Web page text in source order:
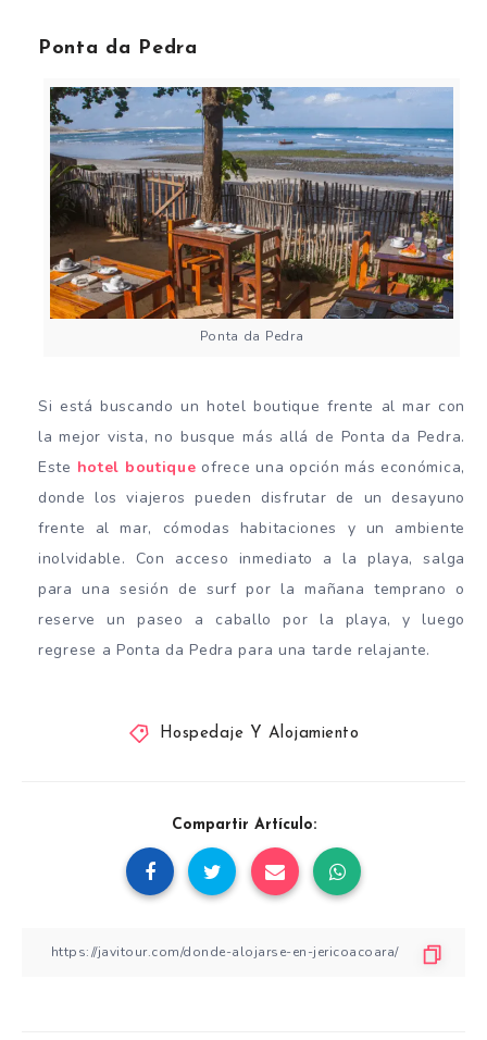
Ponta da Pedra
Ponta da Pedra
Si está buscando un hotel boutique frente al mar con
la mejor vista, no busque más allá de Ponta da Pedra.
Este hotel boutique ofrece una opción más económica,
donde los viajeros pueden disfrutar de un desayuno
frente al mar, cómodas habitaciones y un ambiente
inolvidable. Con acceso inmediato a la playa, salga
para una sesión de surf por la mañana temprano o
reserve un paseo a caballo por la playa, y luego
regrese a Ponta da Pedra para una tarde relajante.
Hospedaje Y Alojamiento
Compartir Artículo: